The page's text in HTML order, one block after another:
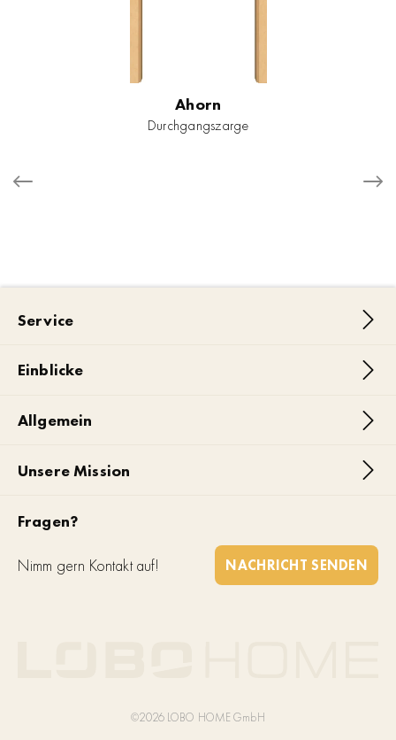
Ahorn
Durchgangszarge
Service
Einblicke
Allgemein
Unsere Mission
Fragen?
Nimm gern Kontakt auf! NACHRICHT SENDEN
©2026 LOBO HOME GmbH